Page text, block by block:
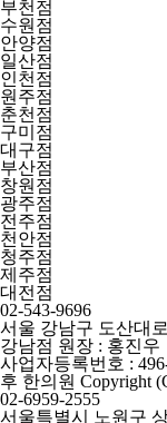
후
한
의
원
부천점
수원점
안양점
일산점
인천점
원주점
춘천점
구미점
대구점
부산점
창원점
광주점
전주점
천안점
청주점
제주점
대전점
02-543-9696
서울 강남구 도산대
강남점 원장 : 홍진우
사업자등록번호 :
후 한의원 Copyright
02-6959-2555
서울특별시 노원구